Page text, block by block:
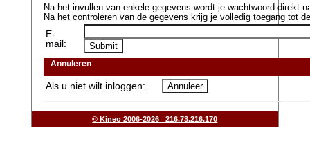
Na het invullen van enkele gegevens wordt je wachtwoord direkt
Na het controleren van de gegevens krijg je volledig toegang tot
E-
mail:
Annuleren
Als u niet wilt inloggen:
© Kineo 2006-2026 216.73.216.170